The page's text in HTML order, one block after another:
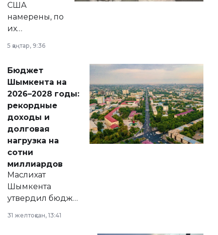
США
намерены, по
их
принести
народу
Венесуэлы.
5 қаңтар, 9:36
Бюджет
Шымкента на
2026–2028 годы:
рекордные
доходы и
долговая
нагрузка на
сотни
миллиардов
Маслихат
Шымкента
утвердил бюджет
2028 годы.
31 желтоқсан, 13:41